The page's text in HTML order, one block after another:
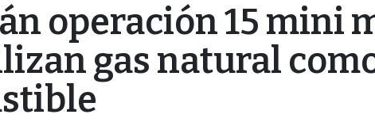
operación 15 mini
gas natural